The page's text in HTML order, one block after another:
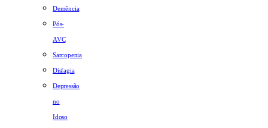
Demência
Pós-
AVC
Sarcopenia
Disfagia
Depressão
no
Idoso